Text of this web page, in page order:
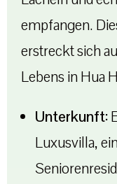
empfangen.
erstreckt sich
Lebens in Hua
Unterkunft:
Luxusvilla,